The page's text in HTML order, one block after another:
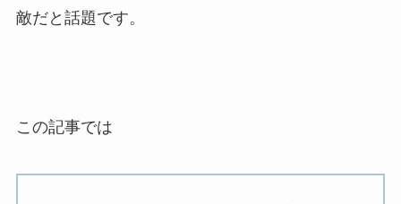
敵だと話題です。
この記事では